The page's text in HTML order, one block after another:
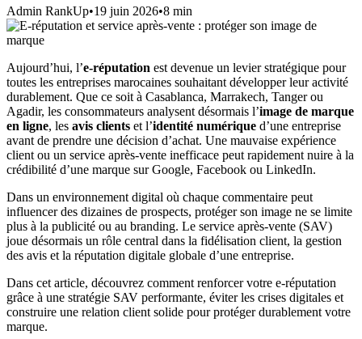
Admin RankUp•19 juin 2026•8 min
Aujourd’hui, l’e-réputation est devenue un levier stratégique pour
toutes les entreprises marocaines souhaitant développer leur activité
durablement. Que ce soit à Casablanca, Marrakech, Tanger ou
Agadir, les consommateurs analysent désormais l’image de marque
en ligne, les avis clients et l’identité numérique d’une entreprise
avant de prendre une décision d’achat. Une mauvaise expérience
client ou un service après-vente inefficace peut rapidement nuire à la
crédibilité d’une marque sur Google, Facebook ou LinkedIn.
Dans un environnement digital où chaque commentaire peut
influencer des dizaines de prospects, protéger son image ne se limite
plus à la publicité ou au branding. Le service après-vente (SAV)
joue désormais un rôle central dans la fidélisation client, la gestion
des avis et la réputation digitale globale d’une entreprise.
Dans cet article, découvrez comment renforcer votre e-réputation
grâce à une stratégie SAV performante, éviter les crises digitales et
construire une relation client solide pour protéger durablement votre
marque.